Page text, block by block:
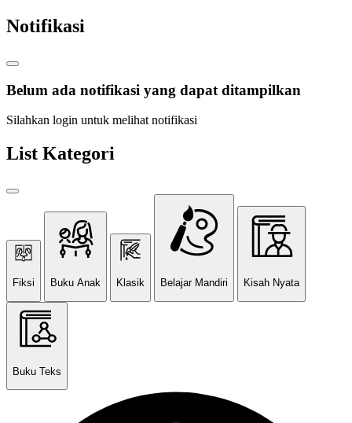
Notifikasi
Belum ada notifikasi yang dapat ditampilkan
Silahkan login untuk melihat notifikasi
List Kategori
Fiksi Buku Anak Klasik Belajar Mandiri Kisah Nyata
Buku Teks